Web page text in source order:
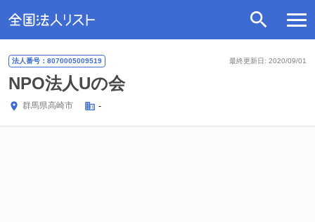
最終更新日: 2020/09/01
法人番号：8070005009519
NPO法人Uの会
群馬県高崎市 -